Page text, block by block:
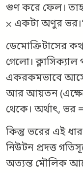
গুণ করে ফেল।
⁢⨉ একটা অণুর ভর।’
ডেমোক্রিটাসের
গেলো। ক্লাসিক্যাল
একরকমভাবে আসে
আর আয়তন
থেকে। অর্থাৎ, ভর
কিন্তু ভরের এই
নিউটন প্রদত্ত
অত্যন্ত মৌলিক